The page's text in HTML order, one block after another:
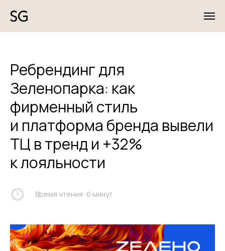
Ребрендинг для
Зеленопарка: как
фирменный стиль
и платформа бренда вывели
ТЦ в тренд и +32%
к лояльности
Время чтения: 6 минут